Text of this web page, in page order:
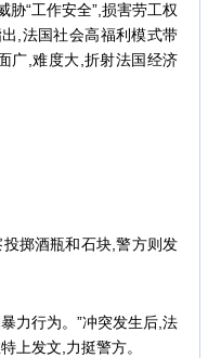
胁“工作安全”,损害劳工权
,法国社会高福利模式带
广,难度大,折射法国经济
掷酒瓶和石块,警方则发
力行为。”冲突发生后,法
上发文,力挺警方。